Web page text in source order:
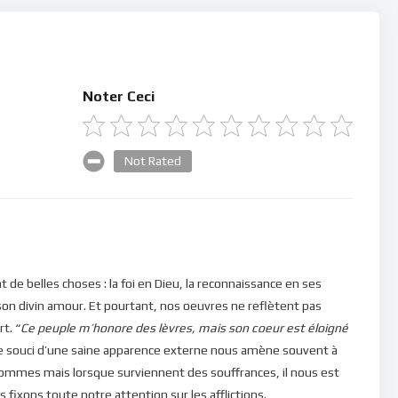
Noter Ceci
Not Rated
belles choses : la foi en Dieu, la reconnaissance en ses
divin amour. Et pourtant, nos oeuvres ne reflètent pas
“Ce peuple m’honore des lèvres, mais son coeur est éloigné
d’une saine apparence externe nous amène souvent à
mais lorsque surviennent des souffrances, il nous est
fixons toute notre attention sur les afflictions.